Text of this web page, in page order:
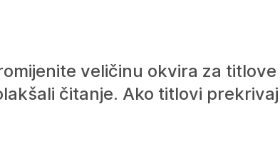
veličinu okvira za
čitanje. Ako titlovi